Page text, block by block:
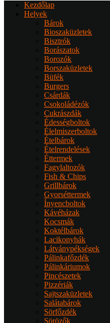
Kezdőlap
Helyek
Bárok
Bioszaküzletek
Bisztrók
Borászatok
Borozók
Borszaküzletek
Büfék
Burgers
Csárdák
Csokoládézók
Cukrászdák
Édességboltok
Élelmiszerboltok
Ételbárok
Ételrendelések
Éttermek
Fagylaltozók
Fish & Chips
Grillbárok
Gyorséttermek
Ínyencboltok
Kávéházak
Kocsmák
Koktélbárok
Lacikonyhák
Látványpékségek
Pálinkafőzdék
Pálinkáriumok
Pincészetek
Pizzériák
Sajtszaküzletek
Salátabárok
Sörfőzdék
Sörözők